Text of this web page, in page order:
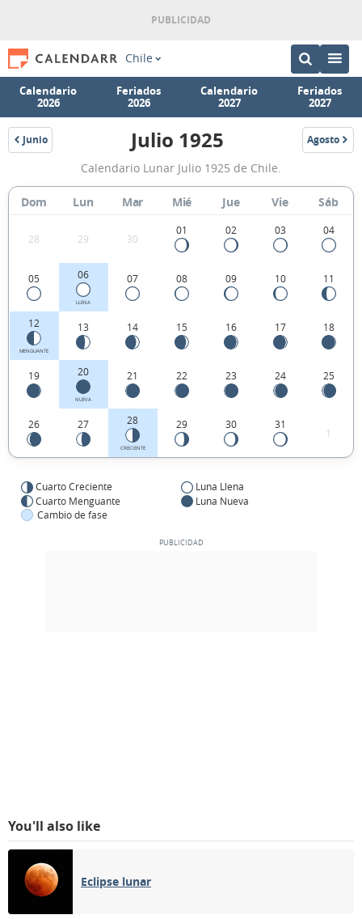
Chile
Calendario
2026
Feriados
2026
Calendario
2027
Feriados
2027
Junio
1925
Calendario
Lunar
Julio
1925
de
Chile.
Julio 1925 Agosto
1925
Calendario Lunar Julio 1925 de Chile.
Dom Lun Mar Mié Jue Vie Sáb
28 29 30
01 02 03 04
05 06
LLENA
07 08 09 10 11
12
MENGUANTE
13 14 15 16 17 18
19 20
NUEVA
21 22 23 24 25
26 27 28
CRECIENTE
29 30 31
1
Cuarto Creciente
Luna Llena
Cuarto Menguante
Luna Nueva
Cambio de fase
You'll also like
Eclipse lunar